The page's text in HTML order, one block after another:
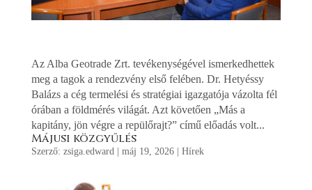
Májusi közgyűlés
Szerző: zsiga.edward| máj 19, 2026| Hírek
Az Alba Geotrade Zrt. tevékenységével ismerkedhettek
meg a tagok a rendezvény első felében. Dr. Hetyéssy
Balázs a cég termelési és stratégiai igazgatója vázolta fél
órában a földmérés világát. Azt követően „Más a
kapitány, jön végre a repülőrajt?” című előadás volt...